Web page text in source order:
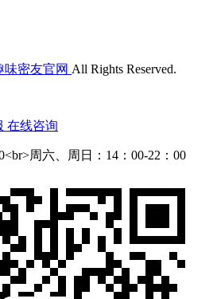
味密友官网 All Rights Reserved.
在线咨询
周六、周日：14：00-22：00